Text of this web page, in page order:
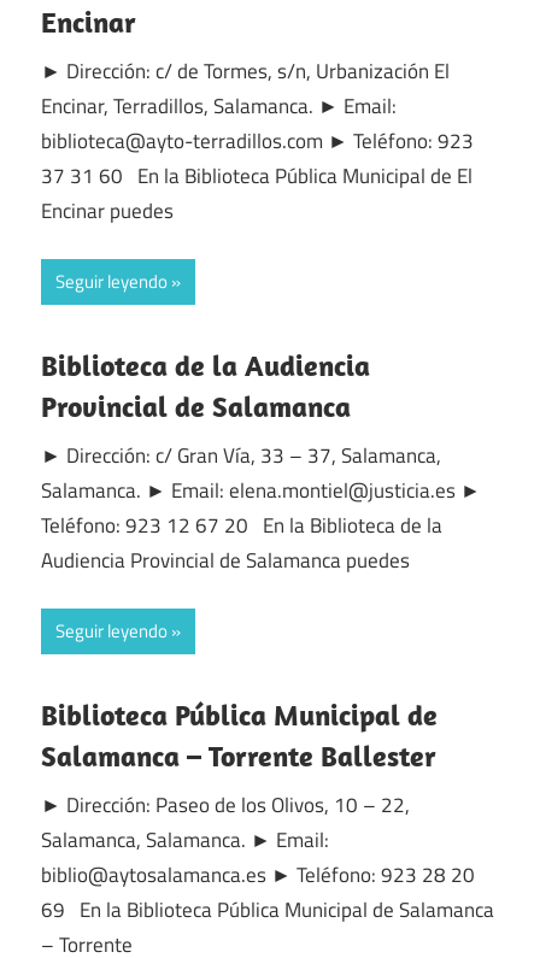
Encinar
► Dirección: c/ de Tormes, s/n, Urbanización El
Encinar, Terradillos, Salamanca. ► Email:
biblioteca@ayto-terradillos.com ► Teléfono: 923
37 31 60 En la Biblioteca Pública Municipal de El
Encinar puedes
Seguir leyendo
Biblioteca de la Audiencia
Provincial de Salamanca
► Dirección: c/ Gran Vía, 33 – 37, Salamanca,
Salamanca. ► Email: elena.montiel@justicia.es ►
Teléfono: 923 12 67 20 En la Biblioteca de la
Audiencia Provincial de Salamanca puedes
Seguir leyendo
Biblioteca Pública Municipal de
Salamanca – Torrente Ballester
► Dirección: Paseo de los Olivos, 10 – 22,
Salamanca, Salamanca. ► Email:
biblio@aytosalamanca.es ► Teléfono: 923 28 20
69 En la Biblioteca Pública Municipal de Salamanca
– Torrente